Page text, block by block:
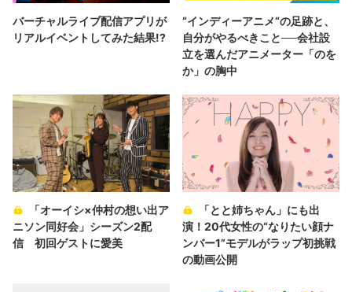
バーチャルライブ配信アプリが
リアルイベントしてみた結果!?
“インディーアニメ“の足跡と、
自分がやるべきこと──会社設
立を選んだアニメーター「のを
か」の胸中
「オーイシ×仲村の想い出ア
ニソン同好会」シーズン2配
信 初回ゲストに愛美
「とと姉ちゃん」にも出
演！20代女性の“なりたい顔ナ
ンバー1”モデルがラップ初挑戦
の動画公開